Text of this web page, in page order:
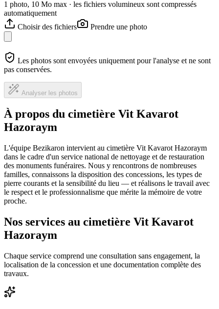
1 photo, 10 Mo max · les fichiers volumineux sont compressés
automatiquement
Choisir des fichiers
Prendre une photo
Les photos sont envoyées uniquement pour l'analyse et ne sont
pas conservées.
Analyser les photos
À propos du cimetière Vit Kavarot
Hazoraym
L'équipe Bezikaron intervient au cimetière Vit Kavarot Hazoraym
dans le cadre d'un service national de nettoyage et de restauration
des monuments funéraires. Nous y rencontrons de nombreuses
familles, connaissons la disposition des concessions, les types de
pierre courants et la sensibilité du lieu — et réalisons le travail avec
le respect et le professionnalisme que mérite la mémoire de votre
proche.
Nos services au cimetière Vit Kavarot
Hazoraym
Chaque service comprend une consultation sans engagement, la
localisation de la concession et une documentation complète des
travaux.